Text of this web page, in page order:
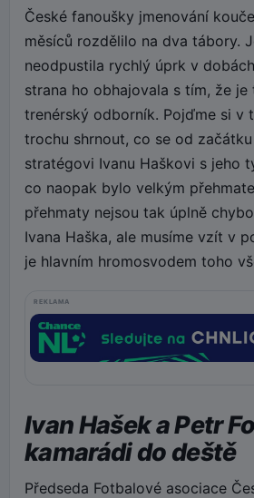
České fanoušky jmenování
měsíců rozdělilo na dva tábory.
neodpustila rychlý úprk v
strana ho obhajovala s tím, že je
trenérský odborník. Pojďme si v
trochu shrnout, co se od
stratégovi Ivanu Haškovi s jeho
co naopak bylo velkým
přehmaty nejsou tak úplně
Ivana Haška, ale musíme vzít v
je hlavním hromosvodem toho
REKLAMA
Ivan Hašek a Petr
kamarádi do deště
Předseda Fotbalové asociace